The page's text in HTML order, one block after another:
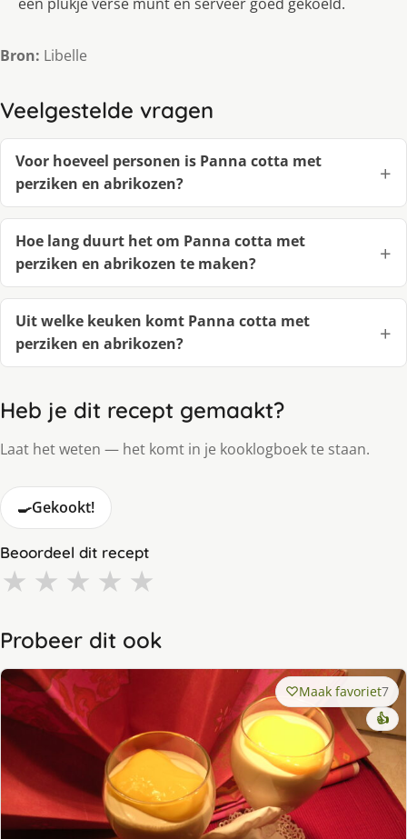
Bron: Libelle
Veelgestelde vragen
Voor hoeveel personen is Panna cotta met
perziken en abrikozen?
Hoe lang duurt het om Panna cotta met
perziken en abrikozen te maken?
Uit welke keuken komt Panna cotta met
perziken en abrikozen?
Heb je dit recept gemaakt?
Laat het weten — het komt in je kooklogboek te staan.
🍳Gekookt!
Beoordeel dit recept
★ ★ ★ ★ ★
Probeer dit ook
Maak favoriet7
👍